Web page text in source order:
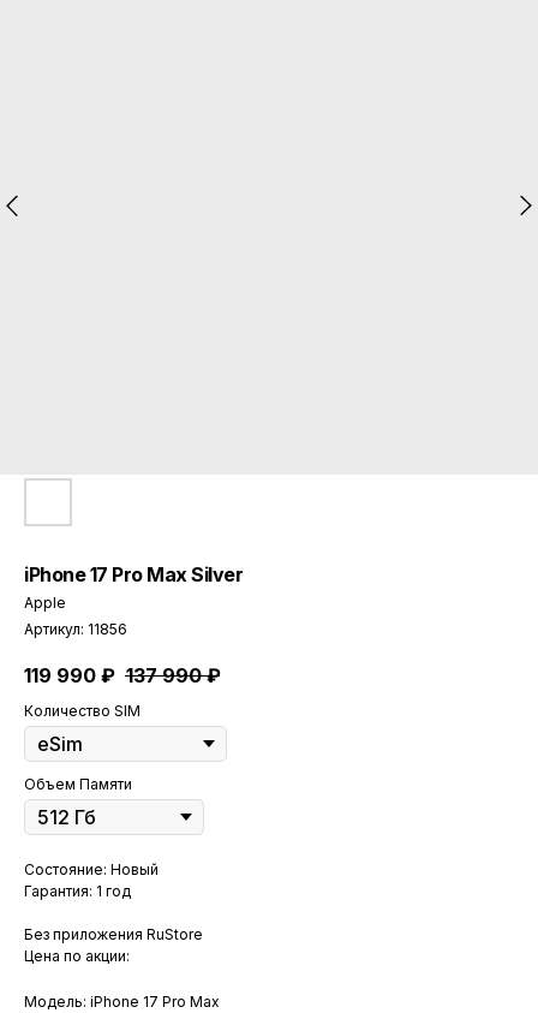
iPhone 17 Pro Max Silver
Apple
Артикул: 11856
119 990 ₽ 137 990 ₽
Количество SIM
Объем Памяти
Состояние: Новый
Гарантия: 1 год
Без приложения RuStore
Цена по акции:
Модель: iPhone 17 Pro Max